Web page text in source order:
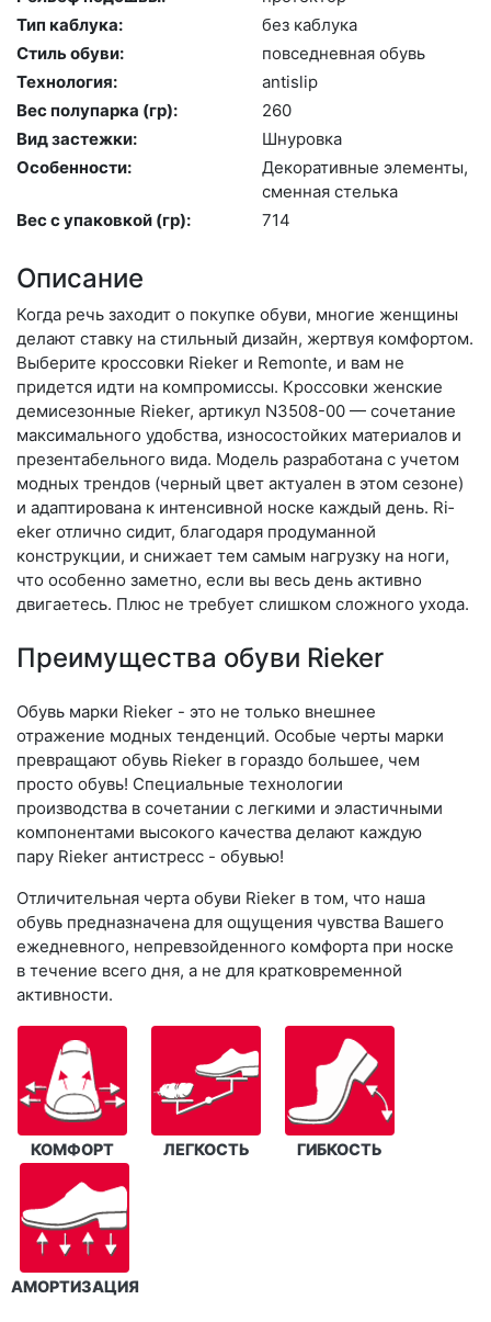
Тип каблука:
без каб­лу­ка
Стиль обуви:
пов­седнев­ная обувь
Технология:
an­tislip
Вес полупарка (гр):
260
Вид застежки:
Шну­ров­ка
Особенности:
Де­кора­тив­ные эле­мен­ты,
смен­ная стель­ка
Вес с упаковкой (гр):
714
Описание
Когда речь заходит о покупке обуви, многие женщины
делают ставку на стильный дизайн, жертвуя комфортом.
Выберите крос­совки Rieker и Remonte, и вам не
придется идти на компромиссы. Кроссовки женские
демисезонные Rieker, артикул N3508-00 — сочетание
максимального удобства, износостойких материалов и
презентабельного вида. Модель разработана с учетом
модных трендов (чер­ный цвет актуален в этом сезоне)
и адаптирована к интенсивной носке каждый день. Ri­
eker отлично сидит, благодаря продуманной
конструкции, и снижает тем самым нагрузку на ноги,
что особенно заметно, если вы весь день активно
двигаетесь. Плюс не требует слишком сложного ухода.
Преимущества обуви Rieker
Обувь марки Rieker - это не только внешнее
отражение модных тенденций. Особые черты марки
превращают обувь Rieker в гораздо большее, чем
просто обувь! Специальные технологии
производства в сочетании с легкими и эластичными
компонентами высокого качества делают каждую
пару Rieker антистресс - обувью!
Отличительная черта обуви Rieker в том, что наша
обувь предназначена для ощущения чувства Вашего
ежедневного, непревзойденного комфорта при носке
в течение всего дня, а не для кратковременной
активности.
КОМФОРТ ЛЕГКОСТЬ ГИБКОСТЬ
АМОРТИЗАЦИЯ